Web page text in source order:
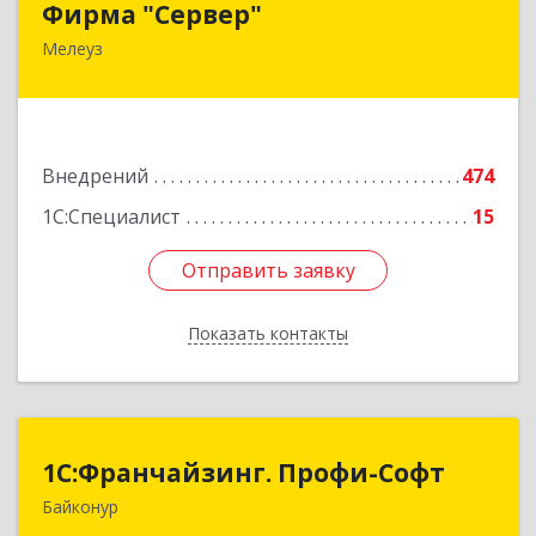
Фирма "Сервер"
Мелеуз
Внедрений
474
1С:Специалист
15
Отправить заявку
Показать контакты
453852, Башкортостан Респ, Мелеузовский р-н,
Отправить заявку
Назад
1С:Франчайзинг. Профи-Софт
Байконур
1С:Франчайзинг. Профи-Софт
468320, Байконур г, Ленина ул, дом № 10,